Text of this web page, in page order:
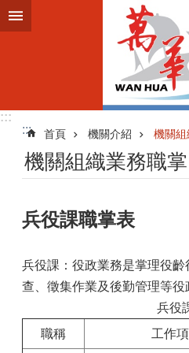
跳到主要內容區塊
:::
:::
首頁 機關介紹 機關
機關組織業務職掌
兵役課職掌表
兵役課：役政業務是掌理役
查、徵集作業及後勤管理等役
職稱 工作
兵役